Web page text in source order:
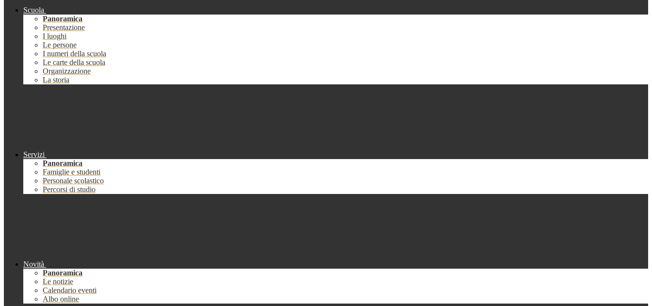
Scuola
Panoramica
Presentazione
I luoghi
Le persone
I numeri della scuola
Le carte della scuola
Organizzazione
La storia
Servizi
Panoramica
Famiglie e studenti
Personale scolastico
Percorsi di studio
Novità
Panoramica
Le notizie
Calendario eventi
Albo online